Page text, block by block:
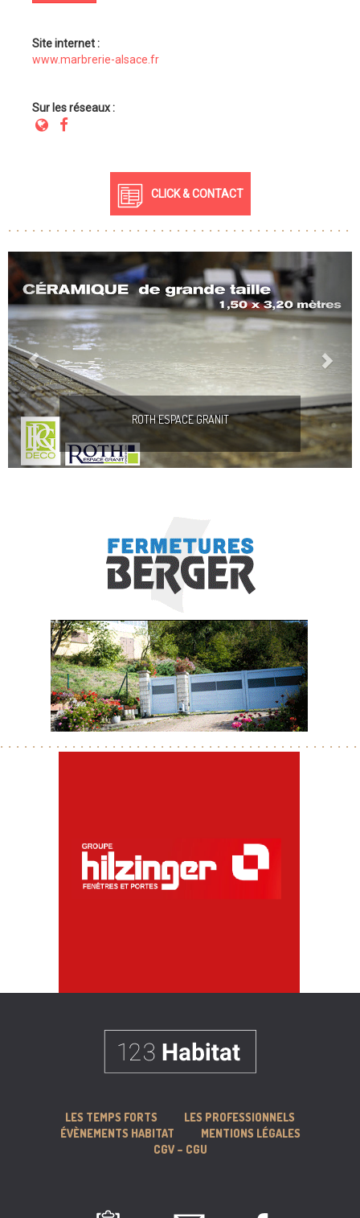
Site internet :
www.marbrerie-alsace.fr
Sur les réseaux :
CLICK & CONTACT
ROTH ESPACE GRANIT
Previous
LES TEMPS FORTS
LES PROFESSIONNELS
ÉVÈNEMENTS HABITAT
MENTIONS LÉGALES
CGV – CGU